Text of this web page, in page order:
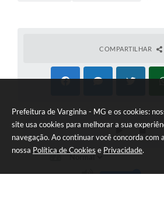
Prefeitura de Varginha - MG e os cookies:
site usa cookies para melhorar a sua
navegação. Ao continuar você concorda com a
nossa Política de Cookies e Privacidade.
COMPARTILHAR